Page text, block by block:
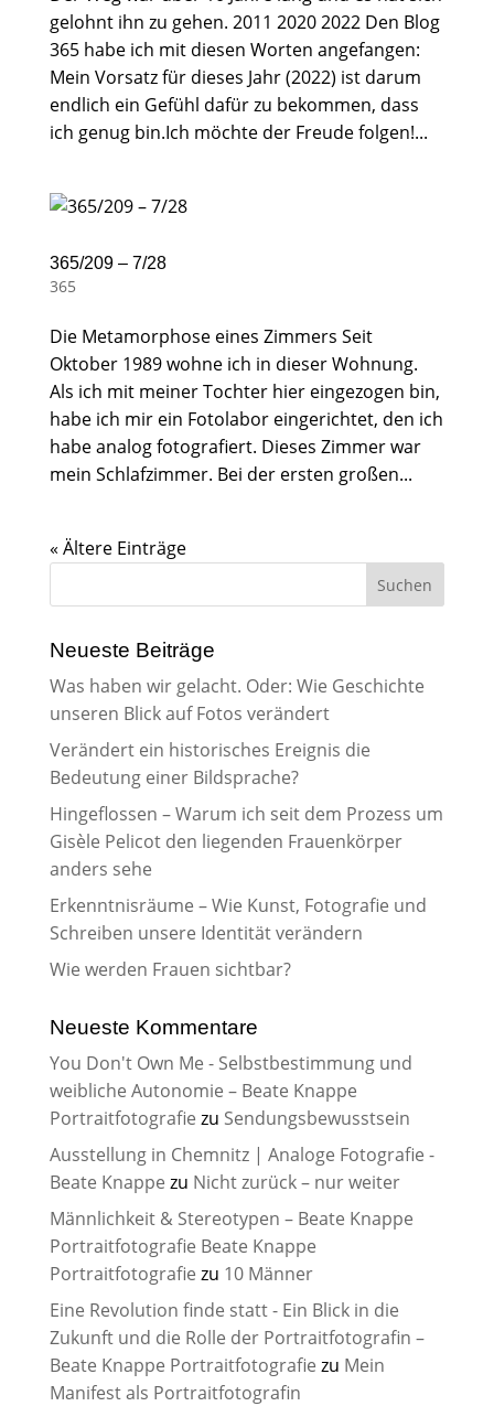
gelohnt ihn zu gehen. 2011 2020 2022 Den Blog
365 habe ich mit diesen Worten angefangen:
Mein Vorsatz für dieses Jahr (2022) ist darum
endlich ein Gefühl dafür zu bekommen, dass
ich genug bin.Ich möchte der Freude folgen!...
365/209 – 7/28
365
Die Metamorphose eines Zimmers Seit
Oktober 1989 wohne ich in dieser Wohnung.
Als ich mit meiner Tochter hier eingezogen bin,
habe ich mir ein Fotolabor eingerichtet, den ich
habe analog fotografiert. Dieses Zimmer war
mein Schlafzimmer. Bei der ersten großen...
« Ältere Einträge
Neueste Beiträge
Was haben wir gelacht. Oder: Wie Geschichte
unseren Blick auf Fotos verändert
Verändert ein historisches Ereignis die
Bedeutung einer Bildsprache?
Hingeflossen – Warum ich seit dem Prozess um
Gisèle Pelicot den liegenden Frauenkörper
anders sehe
Erkenntnisräume – Wie Kunst, Fotografie und
Schreiben unsere Identität verändern
Wie werden Frauen sichtbar?
Neueste Kommentare
You Don't Own Me - Selbstbestimmung und
weibliche Autonomie – Beate Knappe
Portraitfotografie zu Sendungsbewusstsein
Ausstellung in Chemnitz | Analoge Fotografie -
Beate Knappe zu Nicht zurück – nur weiter
Männlichkeit & Stereotypen – Beate Knappe
Portraitfotografie Beate Knappe
Portraitfotografie zu 10 Männer
Eine Revolution finde statt - Ein Blick in die
Zukunft und die Rolle der Portraitfotografin –
Beate Knappe Portraitfotografie zu Mein
Manifest als Portraitfotografin